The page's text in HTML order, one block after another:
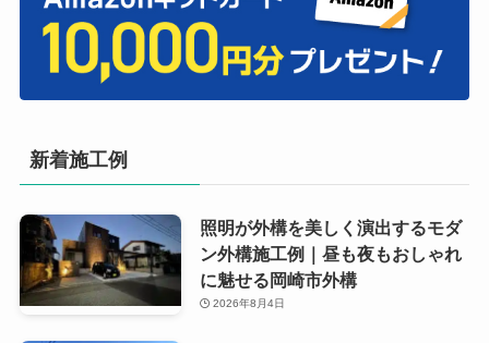
新着施工例
照明が外構を美しく演出するモダ
ン外構施工例｜昼も夜もおしゃれ
に魅せる岡崎市外構
2026年8月4日